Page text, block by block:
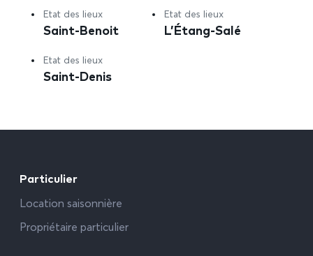
Etat des lieux
Saint-Benoit
Etat des lieux
L’Étang-Salé
Etat des lieux
Saint-Denis
Particulier
Location saisonnière
Propriétaire particulier